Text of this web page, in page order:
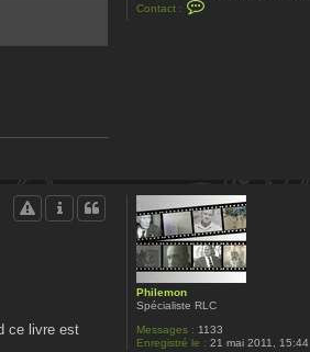
Contact :
N
Philemon
Spécialiste RLC
Messages : 1133
Enregistré le : 21 mai 2011, 15:44
ce livre est